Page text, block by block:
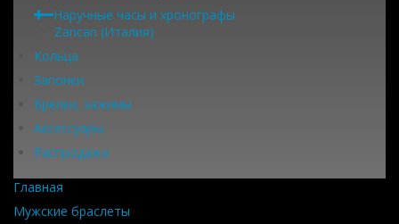
Наручные часы и хронографы
Zancan (Италия)
Кольца
Запонки
Брелки, зажимы
Аксессуары
Распродажа
Главная
Мужские браслеты